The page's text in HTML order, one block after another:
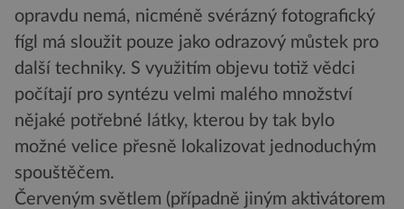
opravdu nemá, nicméně svérázný fotografický
fígl má sloužit pouze jako odrazový můstek pro
další techniky. S využitím objevu totiž vědci
počítají pro syntézu velmi malého množství
nějaké potřebné látky, kterou by tak bylo
možné velice přesně lokalizovat jednoduchým
spouštěčem.
Červeným světlem (případně jiným aktivátorem